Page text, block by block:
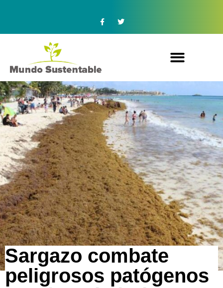
Sargazo combate
peligrosos patógenos